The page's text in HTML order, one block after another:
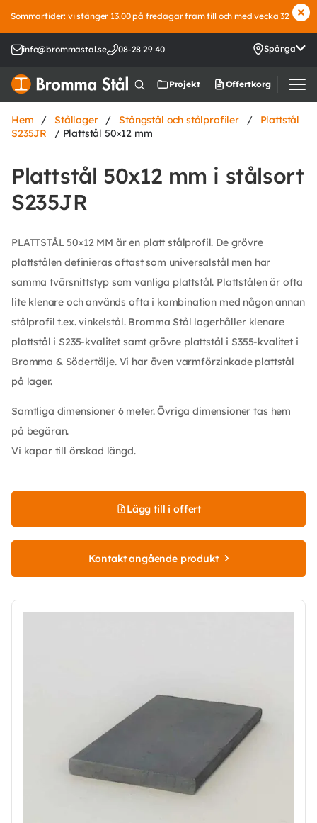
Sommartider: vi stänger 13.00 på fredagar fram till och med vecka 32
info@brommastal.se 08-28 29 40 Spånga
Projekt Offertkorg
Hem / Stållager / Stångstål och stålprofiler /
Plattstål
S235JR
/ Plattstål 50×12 mm
Plattstål 50x12 mm i stålsort
S235JR
PLATTSTÅL 50×12 MM är en platt stålprofil. De grövre
plattstålen definieras oftast som universalstål men har
samma tvärsnittstyp som vanliga plattstål. Plattstålen är ofta
lite klenare och används ofta i kombination med någon annan
stålprofil t.ex. vinkelstål. Bromma Stål lagerhåller klenare
plattstål i S235-kvalitet samt grövre plattstål i S355-kvalitet i
Bromma & Södertälje. Vi har även varmförzinkade plattstål
på lager.
Samtliga dimensioner 6 meter. Övriga dimensioner tas hem
på begäran.
Vi kapar till önskad längd.
Lägg till i offert
Kontakt angående produkt